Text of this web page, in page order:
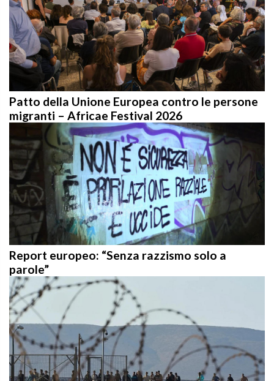
Patto della Unione Europea contro le persone
migranti – Africae Festival 2026
Report europeo: “Senza razzismo solo a
parole”